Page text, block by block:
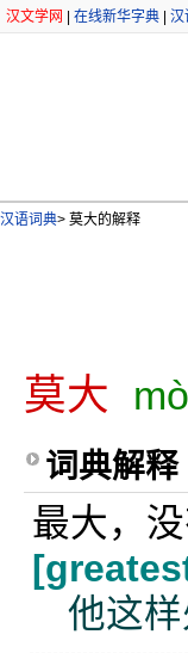
汉文学网 在线新华字典 汉
汉语词典> 莫大的解释
莫大
词典解释
最大，没
他这